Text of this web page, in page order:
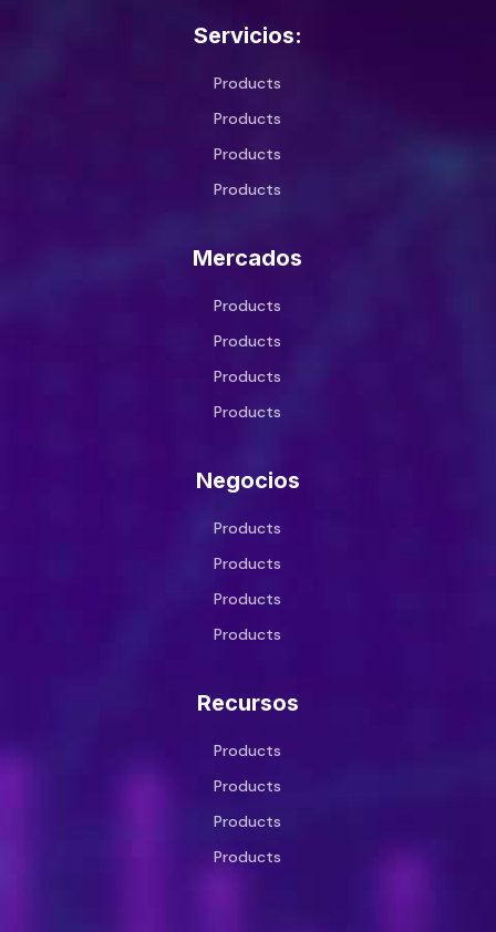
Servicios:
Products
Products
Products
Products
Mercados
Products
Products
Products
Products
Negocios
Products
Products
Products
Products
Recursos
Products
Products
Products
Products